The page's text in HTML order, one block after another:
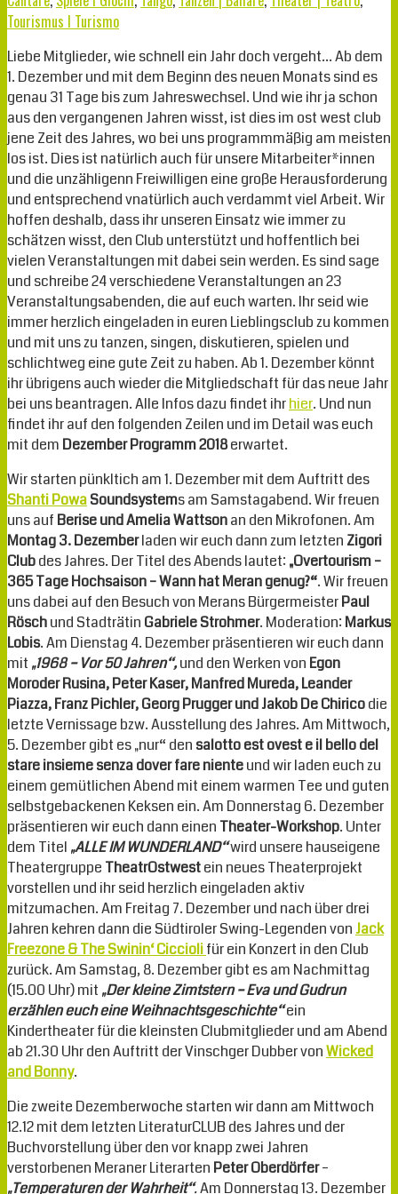
Tourismus I Turismo
Liebe Mitglieder, wie schnell ein Jahr doch vergeht… Ab dem
1. Dezember und mit dem Beginn des neuen Monats sind es
genau 31 Tage bis zum Jahreswechsel. Und wie ihr ja schon
aus den vergangenen Jahren wisst, ist dies im ost west club
jene Zeit des Jahres, wo bei uns programmmäßig am meisten
los ist. Dies ist natürlich auch für unsere Mitarbeiter*innen
und die unzähligenn Freiwilligen eine große Herausforderung
und entsprechend vnatürlich auch verdammt viel Arbeit. Wir
hoffen deshalb, dass ihr unseren Einsatz wie immer zu
schätzen wisst, den Club unterstützt und hoffentlich bei
vielen Veranstaltungen mit dabei sein werden. Es sind sage
und schreibe 24 verschiedene Veranstaltungen an 23
Veranstaltungsabenden, die auf euch warten. Ihr seid wie
immer herzlich eingeladen in euren Lieblingsclub zu kommen
und mit uns zu tanzen, singen, diskutieren, spielen und
schlichtweg eine gute Zeit zu haben. Ab 1. Dezember könnt
ihr übrigens auch wieder die Mitgliedschaft für das neue Jahr
bei uns beantragen. Alle Infos dazu findet ihrhier. Und nun
findet ihr auf den folgenden Zeilen und im Detail was euch
mit dem Dezember Programm2018erwartet.
Wir starten pünkltich am 1. Dezember mit dem Auftritt des
Shanti PowaSoundsystems am Samstagabend. Wir freuen
uns auf Berise und Amelia Wattsonan den Mikrofonen. Am
Montag3. Dezemberladen wir euch dann zum letzten Zigori
Clubdes Jahres. Der Titel des Abends lautet: „Overtourism –
365 Tage Hochsaison – Wann hat Meran genug?“. Wir freuen
uns dabei auf den Besuch von Merans BürgermeisterPaul
Röschund Stadträtin Gabriele Strohmer. Moderation: Markus
Lobis. Am Dienstag 4. Dezember präsentieren wir euch dann
mit „1968 – Vor 50 Jahren“,und den Werken von Egon
Moroder Rusina, Peter Kaser, Manfred Mureda, Leander
Piazza, Franz Pichler, Georg Prugger und Jakob De Chiricodie
letzte Vernissage bzw. Ausstellung des Jahres. Am Mittwoch,
5. Dezember gibt es „nur“ den salotto est ovest e il bello del
stare insieme senza dover fare nienteund wir laden euch zu
einem gemütlichen Abend mit einem warmen Tee und guten
selbstgebackenen Keksen ein. Am Donnerstag 6. Dezember
präsentieren wir euch dann einen Theater-Workshop. Unter
dem Titel „ALLE IM WUNDERLAND“wird unsere hauseigene
Theatergruppe TheatrOstwestein neues Theaterprojekt
vorstellen und ihr seid herzlich eingeladen aktiv
mitzumachen. Am Freitag 7. Dezember und nach über drei
Jahren kehren dann die Südtiroler Swing-Legenden vonJack
Freezone & The Swinin‘ Cicciolifür ein Konzert in den Club
zurück.Am Samstag, 8. Dezember gibt es am Nachmittag
(15.00 Uhr) mit „Der kleine Zimtstern – Eva und Gudrun
erzählen euch eine Weihnachtsgeschichte“ein
Kindertheater für die kleinsten Clubmitglieder und am Abend
ab 21.30 Uhr den Auftritt der Vinschger Dubber vonWicked
and Bonny.
Die zweite Dezemberwoche starten wir dann am Mittwoch
12.12 mit dem letzten LiteraturCLUB des Jahres und der
Buchvorstellung über den vor knapp zwei Jahren
verstorbenen Meraner Literarten Peter Oberdörfer–
„Temperaturen der Wahrheit“.Am Donnerstag 13. Dezember